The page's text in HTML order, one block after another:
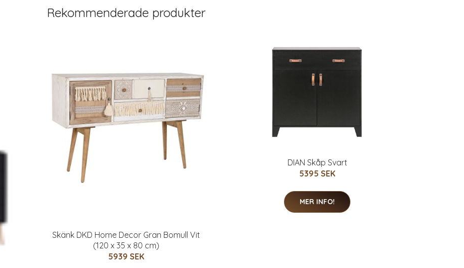
Rekommenderade produkter
Skänk DKD Home Decor Gran Bomull Vit
(120 x 35 x 80 cm)
5939 SEK
DIAN Skåp Svart
5395 SEK
MER INFO!